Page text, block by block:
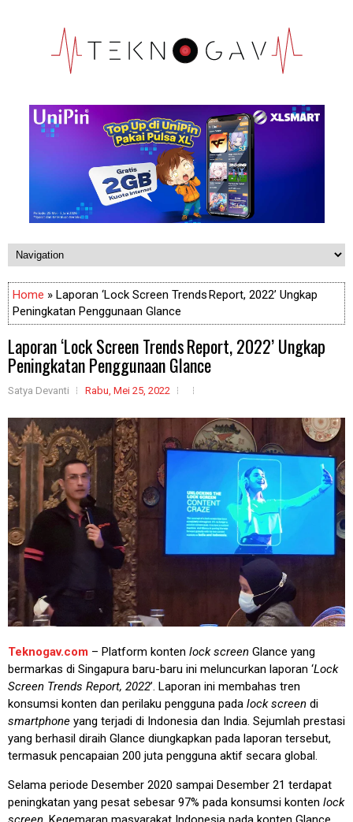
Home » Laporan ‘Lock Screen Trends Report, 2022’ Ungkap
Peningkatan Penggunaan Glance
Laporan ‘Lock Screen Trends Report, 2022’ Ungkap
Peningkatan Penggunaan Glance
Satya Devanti Rabu, Mei 25, 2022
Teknogav.com – Platform konten lock screen Glance yang
bermarkas di Singapura baru-baru ini meluncurkan laporan ‘Lock
Screen Trends Report, 2022’. Laporan ini membahas tren
konsumsi konten dan perilaku pengguna pada lock screen di
smartphone yang terjadi di Indonesia dan India. Sejumlah prestasi
yang berhasil diraih Glance diungkapkan pada laporan tersebut,
termasuk pencapaian 200 juta pengguna aktif secara global.
Selama periode Desember 2020 sampai Desember 21 terdapat
peningkatan yang pesat sebesar 97% pada konsumsi konten lock